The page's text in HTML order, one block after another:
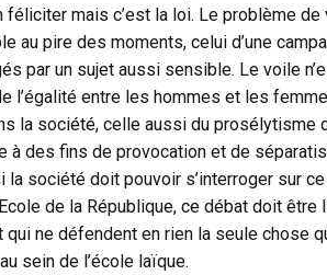
féliciter mais c’est la loi. Le problème
au pire des moments, celui d’une
par un sujet aussi sensible. Le voile
l’égalité entre les hommes et les
la société, celle aussi du prosélytisme
à des fins de provocation et de
la société doit pouvoir s’interroger sur
de la République, ce débat doit être
ne défendent en rien la seule chose
sein de l’école laïque.